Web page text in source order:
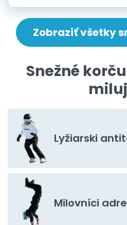
Zobraziť všetky
Snežné
Lyžiarski
Milovníci